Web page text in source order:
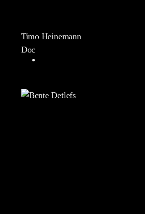
Timo Heinemann
Doc